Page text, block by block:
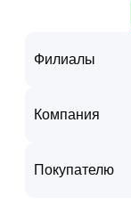
Филиалы
Компания
Покупателю